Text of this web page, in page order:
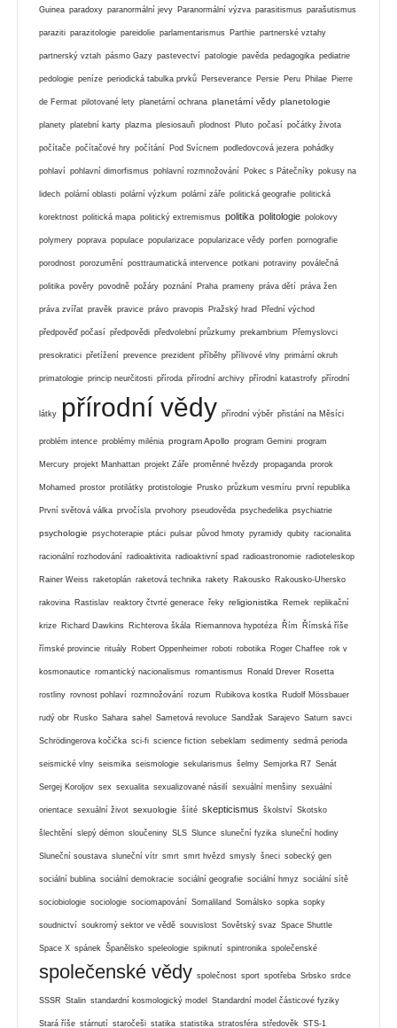
Guinea paradoxy paranormální jevy Paranormální výzva parasitismus parašutismus
paraziti parazitologie pareidolie parlamentarismus Parthie partnerské vztahy
partnerský vztah pásmo Gazy pastevectví patologie pavěda pedagogika pediatrie
pedologie peníze periodická tabulka prvků Perseverance Persie Peru Philae Pierre
de Fermat pilotované lety planetární ochrana planetární vědy planetologie
planety platební karty plazma plesiosauři plodnost Pluto počasí počátky života
počítače počítačové hry počítání Pod Svícnem podledovcová jezera pohádky
pohlaví pohlavní dimorfismus pohlavní rozmnožování Pokec s Pátečníky pokusy na
lidech polární oblasti polární výzkum polární záře politická geografie politická
korektnost politická mapa politický extremismus politika politologie polokovy
polymery poprava populace popularizace popularizace vědy porfen pornografie
porodnost porozumění posttraumatická intervence potkani potraviny poválečná
politika pověry povodně požáry poznání Praha prameny práva dětí práva žen
práva zvířat pravěk pravice právo pravopis Pražský hrad Přední východ
předpověď počasí předpovědi předvolební průzkumy prekambrium Přemyslovci
presokratici přetížení prevence prezident příběhy přílivové vlny primární okruh
primatologie princip neurčitosti příroda přírodní archivy přírodní katastrofy přírodní
látky přírodní vědy přírodní výběr přistání na Měsíci
problém intence problémy milénia program Apollo program Gemini program
Mercury projekt Manhattan projekt Záře proměnné hvězdy propaganda prorok
Mohamed prostor protilátky protistologie Prusko průzkum vesmíru první republika
První světová válka prvočísla prvohory pseudověda psychedelika psychiatrie
psychologie psychoterapie ptáci pulsar původ hmoty pyramidy qubity racionalita
racionální rozhodování radioaktivita radioaktivní spad radioastronomie radioteleskop
Rainer Weiss raketoplán raketová technika rakety Rakousko Rakousko-Uhersko
rakovina Rastislav reaktory čtvrté generace řeky religionistika Remek replikační
krize Richard Dawkins Richterova škála Riemannova hypotéza Řím Římská říše
římské provincie rituály Robert Oppenheimer roboti robotika Roger Chaffee rok v
kosmonautice romantický nacionalismus romantismus Ronald Drever Rosetta
rostliny rovnost pohlaví rozmnožování rozum Rubikova kostka Rudolf Mössbauer
rudý obr Rusko Sahara sahel Sametová revoluce Sandžak Sarajevo Saturn savci
Schrödingerova kočička sci-fi science fiction sebeklam sedimenty sedmá perioda
seismické vlny seismika seismologie sekularismus šelmy Semjorka R7 Senát
Sergej Koroljov sex sexualita sexualizované násilí sexuální menšiny sexuální
orientace sexuální život sexuologie šíité skepticismus školství Skotsko
šlechtění slepý démon sloučeniny SLS Slunce sluneční fyzika sluneční hodiny
Sluneční soustava sluneční vítr smrt smrt hvězd smysly šneci sobecký gen
sociální bublina sociální demokracie sociální geografie sociální hmyz sociální sítě
sociobiologie sociologie sociomapování Somaliland Somálsko sopka sopky
soudnictví soukromý sektor ve vědě souvislost Sovětský svaz Space Shuttle
Space X spánek Španělsko speleologie spiknutí spintronika společenské
společenské vědy společnost sport spotřeba Srbsko srdce
SSSR Stalin standardní kosmologický model Standardní model částicové fyziky
Stará říše stárnutí staročeši statika statistika stratosféra středověk STS-1